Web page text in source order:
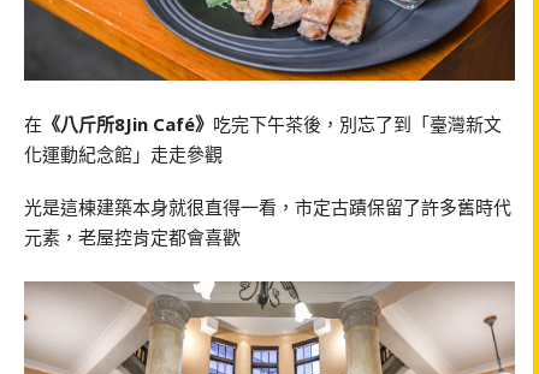
在 《八斤所8Jin Café》 吃完下午茶後，別忘了到「臺灣新文
化運動紀念館」走走參觀
光是這棟建築本身就很直得一看，市定古蹟保留了許多舊時代
元素，老屋控肯定都會喜歡